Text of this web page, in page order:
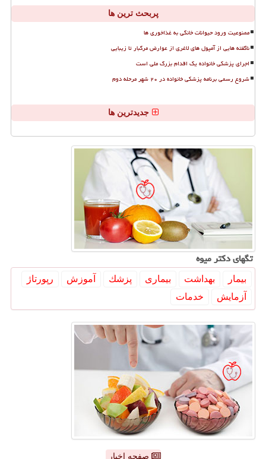
پربحث ترین ها
ممنوعیت ورود حیوانات خانگی به غذاخوری ها
ناگفته هایی از آمپول های لاغری از عوارض مرگبار تا زیبایی
اجرای پزشکی خانواده یک اقدام بزرگ ملی است
شروع رسمی برنامه پزشکی خانواده در ۲۰ شهر مرحله دوم
جدیدترین ها
تگهای دكتر میوه
بیمار بهداشت بیماری پزشك آموزش
رپورتاژ
آزمایش
خدمات
صفحه اخبار